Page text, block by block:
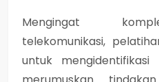
Mengingat
telekomunikasi,
untuk